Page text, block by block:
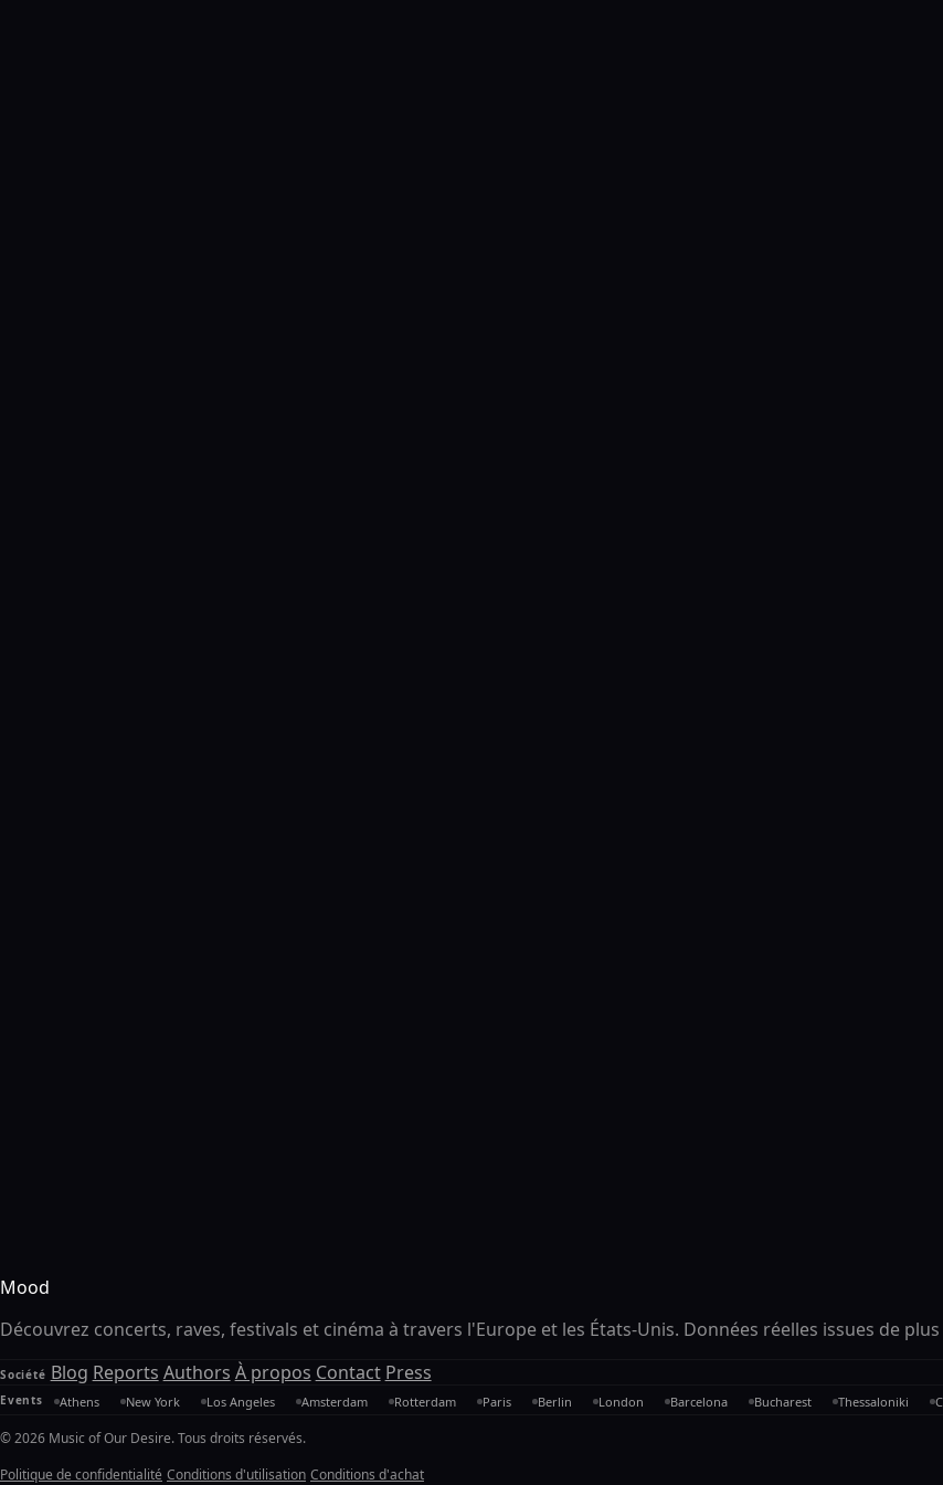
Mood
Découvrez concerts, raves, festivals et cinéma à travers l'Europe et les États-Unis. Données réelles issues de
Société Blog Reports Authors À propos Contact Press
Events Athens New York Los Angeles Amsterdam Rotterdam Paris Berlin London Barcelona Bucharest Thessaloniki
© 2026 Music of Our Desire. Tous droits réservés.
Politique de confidentialité Conditions d'utilisation Conditions d'achat